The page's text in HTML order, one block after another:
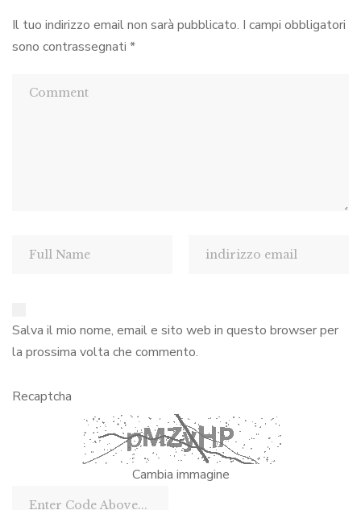
Il tuo indirizzo email non sarà pubblicato. I campi obbligatori
sono contrassegnati *
Salva il mio nome, email e sito web in questo browser per
la prossima volta che commento.
Recaptcha
Cambia immagine